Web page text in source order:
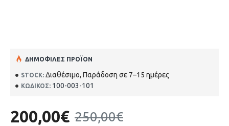
STOCK: Διαθέσιμο, Παράδοση σε 7–15 ημέρες
ΚΩΔΙΚΌΣ: 100-003-101
ΔΗΜΟΦΙΛΈΣ ΠΡΟΪΌΝ
200,00€ 250,00€